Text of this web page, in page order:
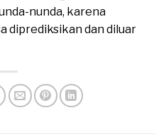
nunda, karena
diprediksikan dan diluar